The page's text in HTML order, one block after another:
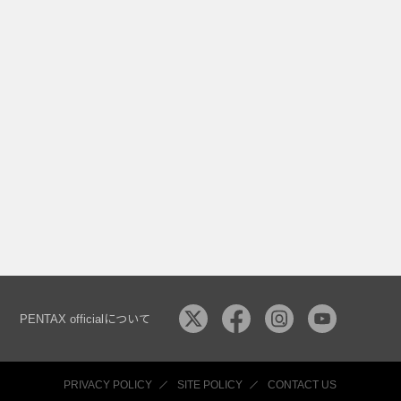
PENTAX officialについて
PRIVACY POLICY SITE POLICY CONTACT US